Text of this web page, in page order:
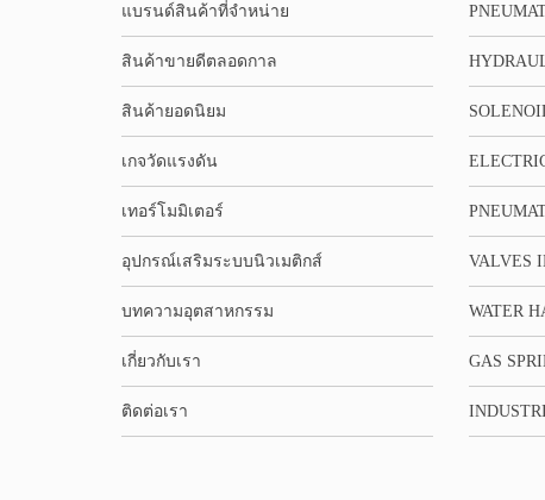
แบรนด์สินค้าที่จำหน่าย
สินค้าขายดีตลอดกาล
สินค้ายอดนิยม
เกจวัดแรงดัน
เทอร์โมมิเตอร์
อุปกรณ์เสริมระบบนิวเมติกส์
บทความอุตสาหกรรม
เกี่ยวกับเรา
ติดต่อเรา
VALVES
WATER
GAS